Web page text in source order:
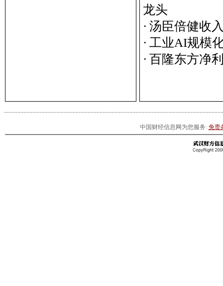
龙头
· 汤臣倍健收
· 工业AI规模
· 百隆东方净
中国财经信息网为您服务: 免责